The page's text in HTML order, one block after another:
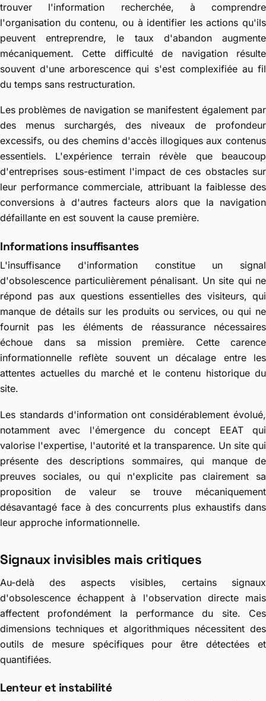
trouver l'information recherchée, à comprendre
l'organisation du contenu, ou à identifier les actions qu'ils
peuvent entreprendre, le taux d'abandon augmente
mécaniquement. Cette difficulté de navigation résulte
souvent d'une arborescence qui s'est complexifiée au fil
du temps sans restructuration.
Les problèmes de navigation se manifestent également par
des menus surchargés, des niveaux de profondeur
excessifs, ou des chemins d'accès illogiques aux contenus
essentiels. L'expérience terrain révèle que beaucoup
d'entreprises sous-estiment l'impact de ces obstacles sur
leur performance commerciale, attribuant la faiblesse des
conversions à d'autres facteurs alors que la navigation
défaillante en est souvent la cause première.
Informations insuffisantes
L'insuffisance d'information constitue un signal
d'obsolescence particulièrement pénalisant. Un site qui ne
répond pas aux questions essentielles des visiteurs, qui
manque de détails sur les produits ou services, ou qui ne
fournit pas les éléments de réassurance nécessaires
échoue dans sa mission première. Cette carence
informationnelle reflète souvent un décalage entre les
attentes actuelles du marché et le contenu historique du
site.
Les standards d'information ont considérablement évolué,
notamment avec l'émergence du concept EEAT qui
valorise l'expertise, l'autorité et la transparence. Un site qui
présente des descriptions sommaires, qui manque de
preuves sociales, ou qui n'explicite pas clairement sa
proposition de valeur se trouve mécaniquement
désavantagé face à des concurrents plus exhaustifs dans
leur approche informationnelle.
Signaux invisibles mais critiques
Au-delà des aspects visibles, certains signaux
d'obsolescence échappent à l'observation directe mais
affectent profondément la performance du site. Ces
dimensions techniques et algorithmiques nécessitent des
outils de mesure spécifiques pour être détectées et
quantifiées.
Lenteur et instabilité